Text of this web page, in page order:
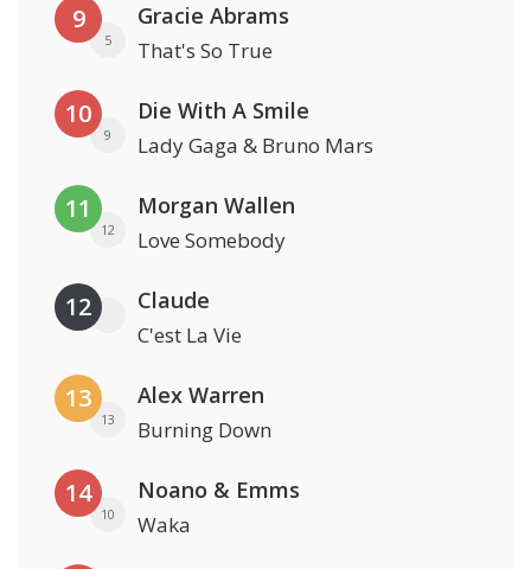
9
5
Gracie Abrams
That's So True
10
9
Die With A Smile
Lady Gaga & Bruno Mars
11
12
Morgan Wallen
Love Somebody
12 Claude
C'est La Vie
13
13
Alex Warren
Burning Down
14
10
Noano & Emms
Waka